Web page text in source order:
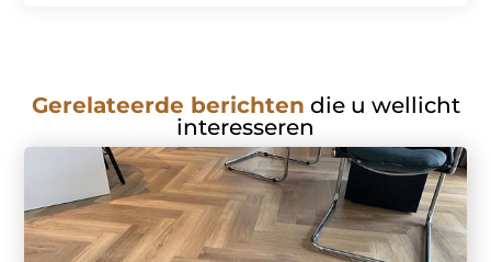
Gerelateerde berichten die u wellicht
interesseren